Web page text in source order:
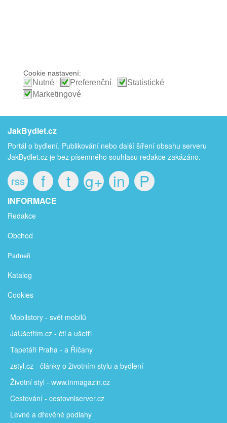
JakBydlet.cz
Portál o bydlení. Publikování nebo další šíření obsahu serveru
JakBydlet.cz je bez písemného souhlasu redakce zakázáno.
rss f t g+ in P
INFORMACE
Redakce
Obchod
Partneři
Katalog
Cookies
Mobilstory - svět mobilů
JáUšetřím.cz - čti a ušetři
Tapetáři Praha - a Říčany
zstyl.cz - články o životním stylu a bydlení
Životní styl - www.inmagazin.cz
Cestování - cestovniserver.cz
Levné a dřevěné podlahy
Cookie nastavení:
Nutné Preferenční
Statistické
Marketingové